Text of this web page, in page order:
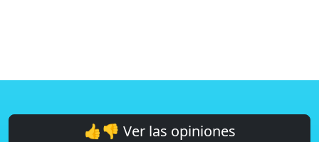
👍👎 Ver las opiniones